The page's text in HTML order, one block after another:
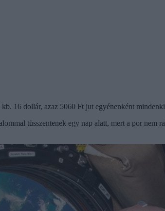
16 dollár, azaz 5060 Ft jut egyénenként
tüsszentenek egy nap alatt, mert a por nem